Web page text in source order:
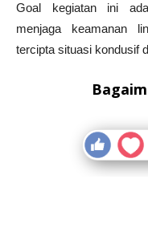
Goal kegiatan ini
menjaga keamanan
tercipta situasi kondusif